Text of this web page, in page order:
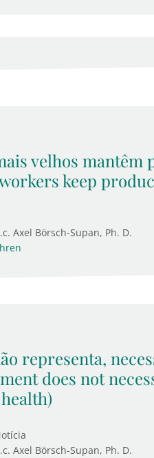
velhos mantêm
keep
Axel Börsch-Supan, Ph. D.
representa,
does not
Axel Börsch-Supan, Ph. D.